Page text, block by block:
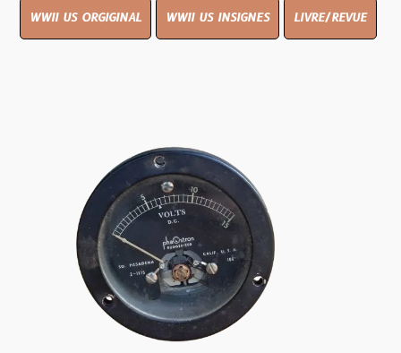
WWII US ORGIGINAL WWII US INSIGNES LIVRE/REVUE